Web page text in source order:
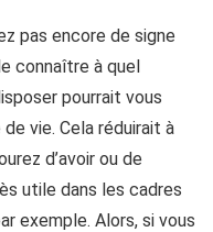
pas encore de signe
connaître à quel
pourrait vous
vie. Cela réduirait à
d’avoir ou de
utile dans les cadres
exemple. Alors, si vous